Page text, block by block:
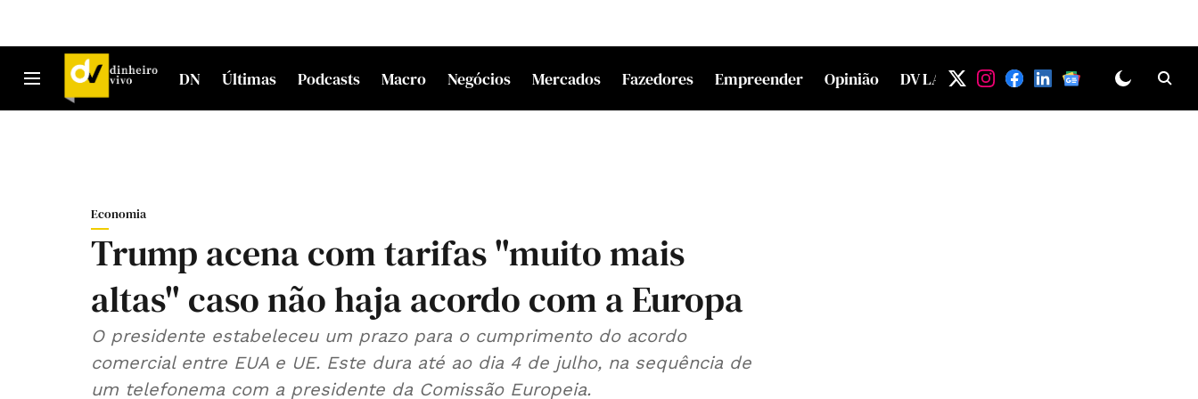
DN Últimas Podcasts Macro Negócios Mercados Fazedores Empreender Opinião DV LAB
Economia
Trump acena com tarifas "muito mais
altas" caso não haja acordo com a Europa
O presidente estabeleceu um prazo para o cumprimento do acordo
comercial entre EUA e UE. Este dura até ao dia 4 de julho, na sequência de
um telefonema com a presidente da Comissão Europeia.